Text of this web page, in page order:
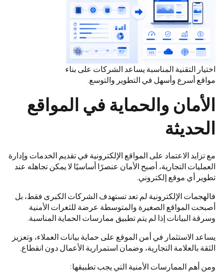
اختيار التقنية المناسبة يساعد الشركات على بناء
مواقع أسرع وأسهل في التطوير والتوسع.
الأمان والحماية في المواقع
الحديثة
مع تزايد الاعتماد على المواقع الإلكترونية في تقديم الخدمات وإدارة
العمليات التجارية، أصبح الأمان عنصرًا أساسيًا لا يمكن تجاهله عند
تطوير أي موقع إلكتروني.
فالهجمات الإلكترونية لم تعد تستهدف الشركات الكبرى فقط، بل
أصبحت المواقع الصغيرة والمتوسطة عرضة للثغرات الأمنية
وسرقة البيانات إذا لم يتم تطبيق ممارسات الحماية المناسبة.
يساعد الاستثمار في أمن الموقع على حماية بيانات العملاء، وتعزيز
الثقة بالعلامة التجارية، وضمان استمرارية الأعمال دون انقطاع.
ومن أهم الممارسات الأمنية التي يجب تطبيقها: